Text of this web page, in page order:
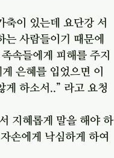
축이 있는데 요단강 서
사람들이기 때문에
속들에게 피해를 주지
은혜를 입었으면 이
게 하소서..” 라고 요청
지혜롭게 말을 해야 하
손에게 낙심하게 하여